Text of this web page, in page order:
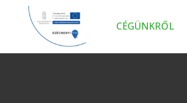
CÉGÜNKRŐL